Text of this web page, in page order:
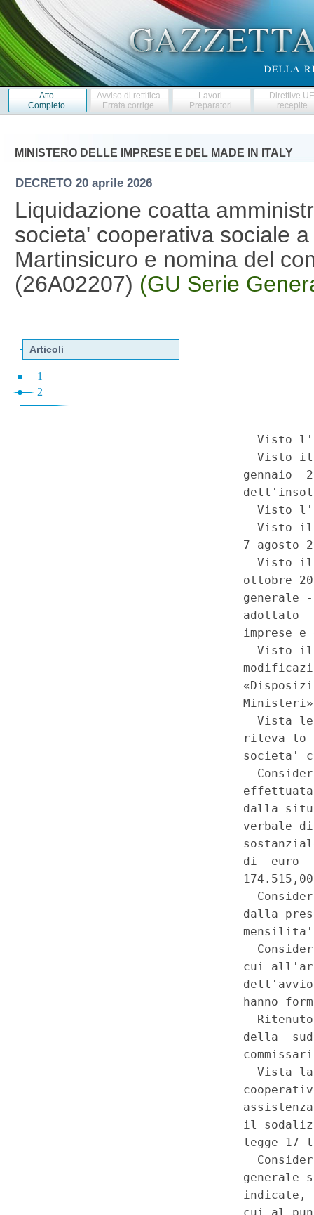
Atto
Completo
Avviso di rettifica
Errata corrige
Lavori
Preparatori
Direttive
recepite
MINISTERO DELLE IMPRESE E DEL MADE IN ITALY
DECRETO 20 aprile 2026
Liquidazione coatta
societa' cooperativa sociale
Martinsicuro e nomina del
(26A02207) (GU Serie